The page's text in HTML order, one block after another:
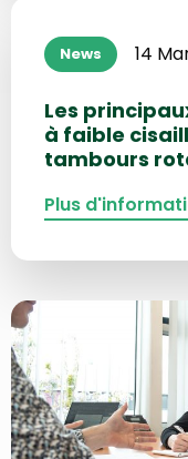
Les
à faible
tambours
News 14
Plus
d'informations